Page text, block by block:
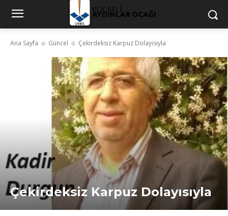
Ana Sayfa Güncel Çekirdeksiz Karpuz Dolayısıyla
Çekirdeksiz Karpuz Dolayısıyla